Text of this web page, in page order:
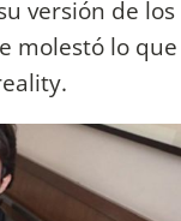
versión de los
molestó lo